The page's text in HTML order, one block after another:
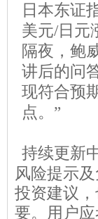
日本东证
美元/日元
隔夜，鲍
讲后的问
现符合预
点。”
持续更
风险提示
投资建议
要。用户